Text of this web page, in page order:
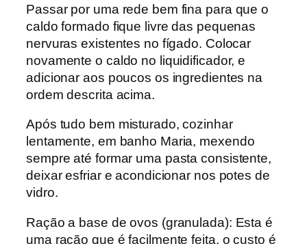
Passar por uma rede bem fina para que o
caldo formado fique livre das pequenas
nervuras existentes no fígado. Colocar
novamente o caldo no liquidificador, e
adicionar aos poucos os ingredientes na
ordem descrita acima.
Após tudo bem misturado, cozinhar
lentamente, em banho Maria, mexendo
sempre até formar uma pasta consistente,
deixar esfriar e acondicionar nos potes de
vidro.
Ração a base de ovos (granulada): Esta é
uma ração que é facilmente feita, o custo é